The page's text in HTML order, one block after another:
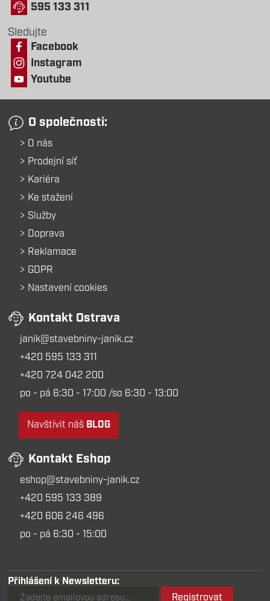
595 133 311
Sledujte
Facebook
Instagram
Youtube
O společnosti:
O nás
Prodejní síť
Kariéra
Ke stažení
Služby
Doprava
Reklamace
GDPR
Nastavení cookies
Kontakt Ostrava
janik@stavebniny-janik.cz
+420 595 133 311
+420 724 042 200
po - pá 6:30 - 17:00 /so 6:30 - 13:00
Navštívit náš BLOG
Kontakt Eshop
eshop@stavebniny-janik.cz
+420 595 133 389
+420 606 246 496
po - pá 6:30 - 15:00
Přihlášení k Newsletteru:
Registrovat